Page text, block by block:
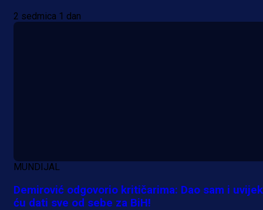
2 sedmica 1 dan
MUNDIJAL
Demirović odgovorio kritičarima: Dao sam i uvijek
ću dati sve od sebe za BiH!